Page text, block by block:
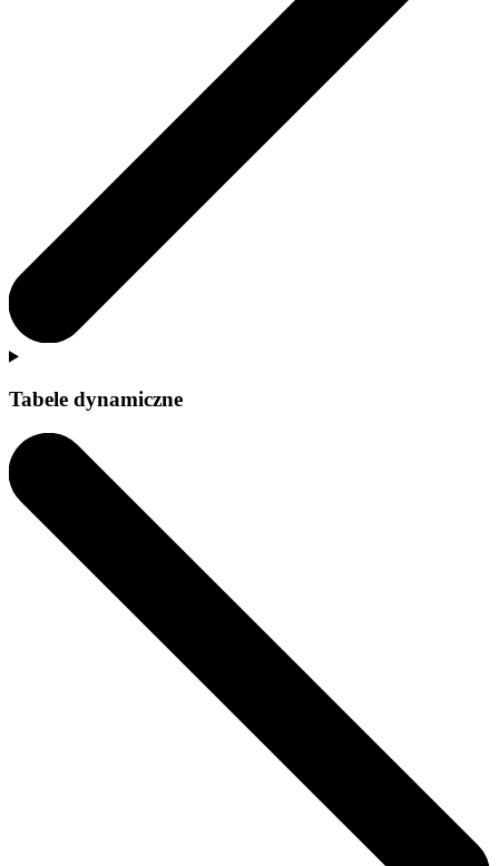
Tabele dynamiczne